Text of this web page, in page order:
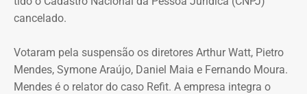
espécie.
cancelado.
Votaram pela suspensão os diretores Arthur Watt, Pietro
Mendes, Symone Araújo, Daniel Maia e Fernando Moura.
Mendes é o relator do caso Refit. A empresa integra o